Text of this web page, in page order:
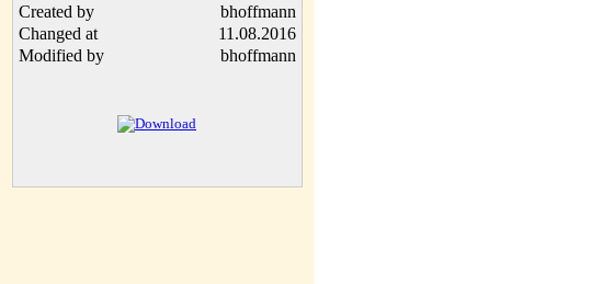
Created by
bhoffmann
Changed at
11.08.2016
Modified by
bhoffmann